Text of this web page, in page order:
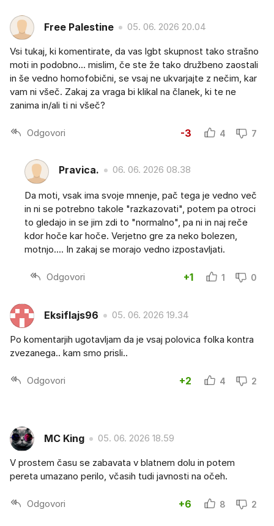
Free Palestine 05. 06. 2026 20.04
Vsi tukaj, ki komentirate, da vas lgbt skupnost tako strašno
moti in podobno... mislim, če ste že tako družbeno zaostali
in še vedno homofobični, se vsaj ne ukvarjajte z nečim, kar
vam ni všeč. Zakaj za vraga bi klikal na članek, ki te ne
zanima in/ali ti ni všeč?
Odgovori -3 4 7
Pravica. 06. 06. 2026 08.38
Da moti, vsak ima svoje mnenje, pač tega je vedno več
in ni se potrebno takole "razkazovati", potem pa otroci
to gledajo in se jim zdi to "normalno", pa ni in naj reče
kdor hoče kar hoče. Verjetno gre za neko bolezen,
motnjo.... In zakaj se morajo vedno izpostavljati.
Odgovori +1 1 0
Eksiflajs96 05. 06. 2026 19.34
Po komentarjih ugotavljam da je vsaj polovica folka kontra
zvezanega.. kam smo prisli..
Odgovori +2 4 2
MC King 05. 06. 2026 18.59
V prostem času se zabavata v blatnem dolu in potem
pereta umazano perilo, včasih tudi javnosti na očeh.
Odgovori +6 8 2